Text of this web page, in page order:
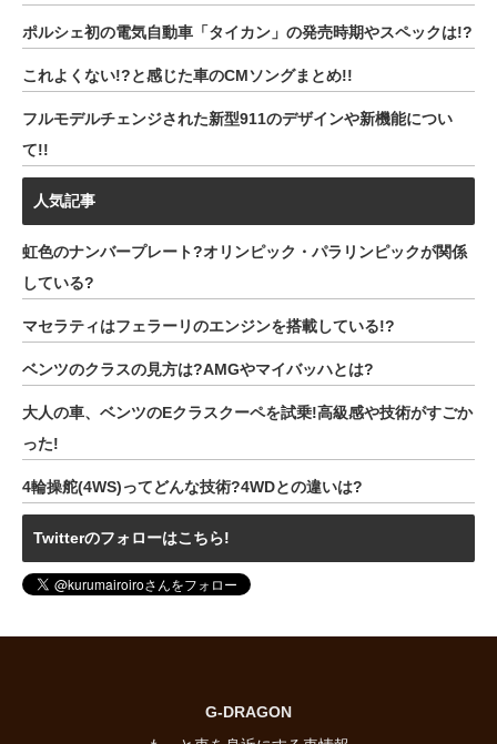
ポルシェ初の電気自動車「タイカン」の発売時期やスペックは!?
これよくない!?と感じた車のCMソングまとめ!!
フルモデルチェンジされた新型911のデザインや新機能につい
て!!
人気記事
虹色のナンバープレート?オリンピック・パラリンピックが関係
している?
マセラティはフェラーリのエンジンを搭載している!?
ベンツのクラスの見方は?AMGやマイバッハとは?
大人の車、ベンツのEクラスクーペを試乗!高級感や技術がすごか
った!
4輪操舵(4WS)ってどんな技術?4WDとの違いは?
Twitterのフォローはこちら!
G-DRAGON